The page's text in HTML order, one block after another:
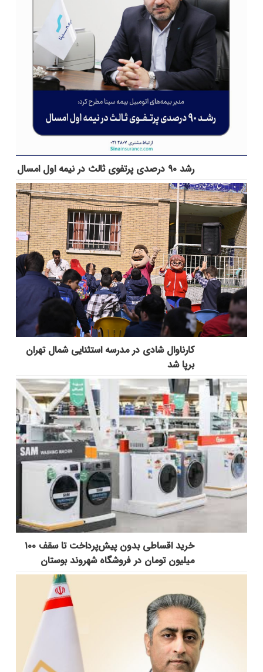
رشد ۹۰ درصدی پرتفوی ثالث در نیمه اول امسال
کارناوال شادی در مدرسه استثنایی شمال تهران
برپا شد
خرید اقساطی بدون پیش‌پرداخت تا سقف ۱۰۰
میلیون تومان در فروشگاه شهروند بوستان